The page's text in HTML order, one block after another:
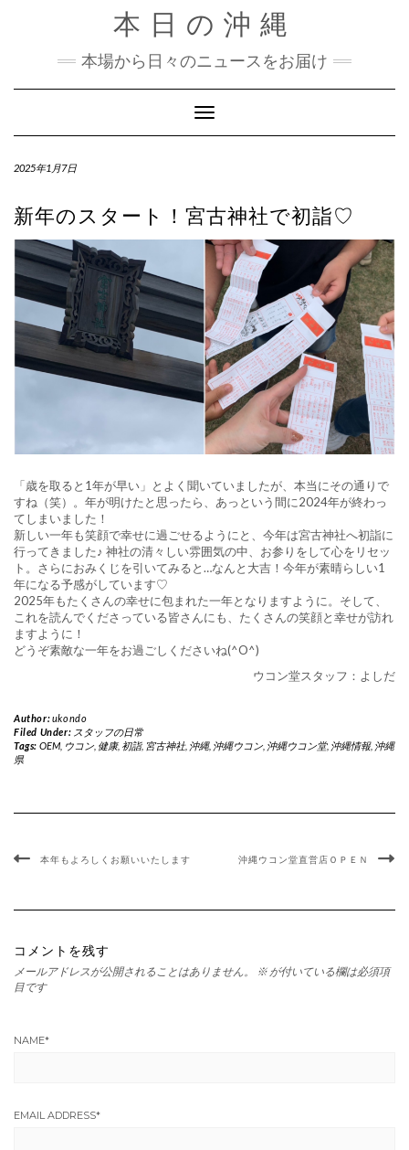
本日の沖縄
本場から日々のニュースをお届け
Toggle Navigation
2025年1月7日
新年のスタート！宮古神社で初詣♡
「歳を取ると1年が早い」とよく聞いていましたが、本当にその通りで
すね（笑）。年が明けたと思ったら、あっという間に2024年が終わっ
てしまいました！
新しい一年も笑顔で幸せに過ごせるようにと、今年は宮古神社へ初詣に
行ってきました♪ 神社の清々しい雰囲気の中、お参りをして心をリセッ
ト。さらにおみくじを引いてみると…なんと大吉！今年が素晴らしい1
年になる予感がしています♡
2025年もたくさんの幸せに包まれた一年となりますように。そして、
これを読んでくださっている皆さんにも、たくさんの笑顔と幸せが訪れ
ますように！
どうぞ素敵な一年をお過ごしくださいね(^O^)
ウコン堂スタッフ：よしだ
Author:ukondo
Filed Under: スタッフの日常
Tags: OEM, ウコン, 健康, 初詣, 宮古神社, 沖縄, 沖縄ウコン, 沖縄ウコン堂, 沖縄情報, 沖縄
県
本年もよろしくお願いいたします 沖縄ウコン堂直営店ＯＰＥＮ
コメントを残す
メールアドレスが公開されることはありません。 ※ が付いている欄は必須項
目です
NAME*
EMAIL ADDRESS*